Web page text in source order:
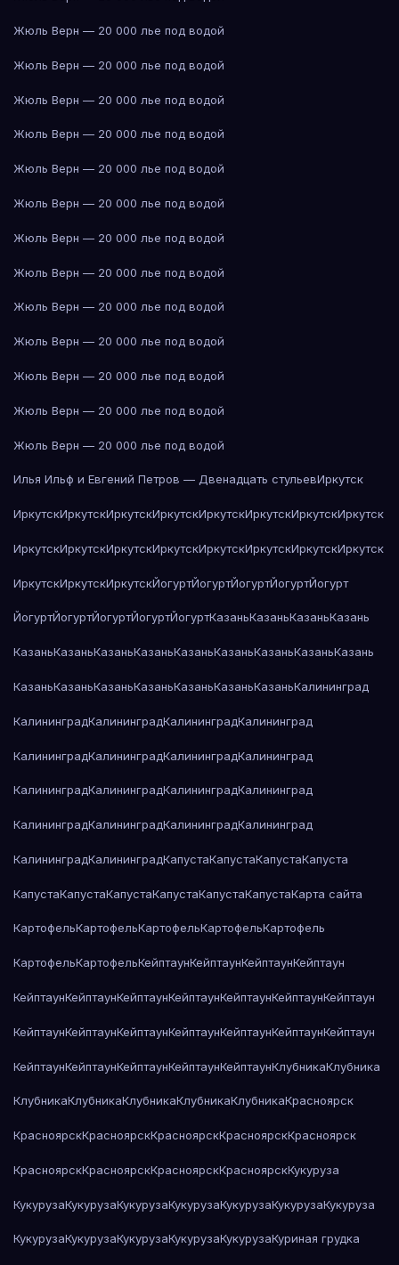
Жюль Верн — 20 000 лье под водой
Жюль Верн — 20 000 лье под водой
Жюль Верн — 20 000 лье под водой
Жюль Верн — 20 000 лье под водой
Жюль Верн — 20 000 лье под водой
Жюль Верн — 20 000 лье под водой
Жюль Верн — 20 000 лье под водой
Жюль Верн — 20 000 лье под водой
Жюль Верн — 20 000 лье под водой
Жюль Верн — 20 000 лье под водой
Жюль Верн — 20 000 лье под водой
Жюль Верн — 20 000 лье под водой
Жюль Верн — 20 000 лье под водой
Илья Ильф и Евгений Петров — Двенадцать стульевИркутск
ИркутскИркутскИркутскИркутскИркутскИркутскИркутскИркутск
ИркутскИркутскИркутскИркутскИркутскИркутскИркутскИркутск
ИркутскИркутскИркутскЙогуртЙогуртЙогуртЙогуртЙогурт
ЙогуртЙогуртЙогуртЙогуртЙогуртКазаньКазаньКазаньКазань
КазаньКазаньКазаньКазаньКазаньКазаньКазаньКазаньКазань
КазаньКазаньКазаньКазаньКазаньКазаньКазаньКалининград
КалининградКалининградКалининградКалининград
КалининградКалининградКалининградКалининград
КалининградКалининградКалининградКалининград
КалининградКалининградКалининградКалининград
КалининградКалининградКапустаКапустаКапустаКапуста
КапустаКапустаКапустаКапустаКапустаКапустаКарта сайта
КартофельКартофельКартофельКартофельКартофель
КартофельКартофельКейптаунКейптаунКейптаунКейптаун
КейптаунКейптаунКейптаунКейптаунКейптаунКейптаунКейптаун
КейптаунКейптаунКейптаунКейптаунКейптаунКейптаунКейптаун
КейптаунКейптаунКейптаунКейптаунКейптаунКлубникаКлубника
КлубникаКлубникаКлубникаКлубникаКлубникаКрасноярск
КрасноярскКрасноярскКрасноярскКрасноярскКрасноярск
КрасноярскКрасноярскКрасноярскКрасноярскКукуруза
КукурузаКукурузаКукурузаКукурузаКукурузаКукурузаКукуруза
КукурузаКукурузаКукурузаКукурузаКукурузаКуриная грудка